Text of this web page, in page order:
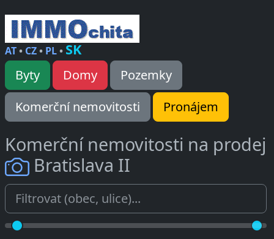
AT• CZ• PL• SK
Byty Domy
Pozemky
Komerční nemovitosti
Pronájem
Komerční nemovitosti na prodej
Bratislava II